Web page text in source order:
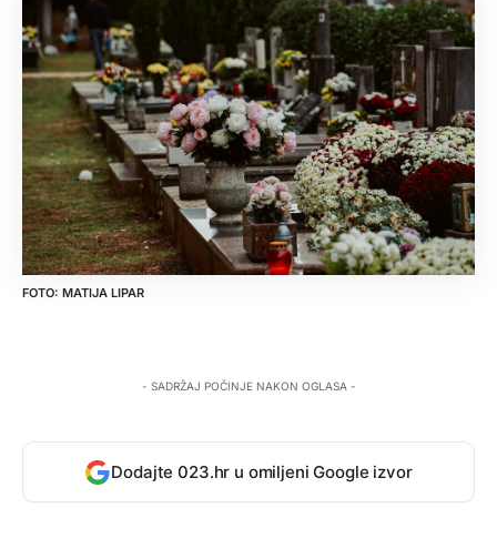
MATIJA LIPAR
- SADRŽAJ POČINJE NAKON OGLASA -
Dodajte 023.hr u omiljeni Google izvor